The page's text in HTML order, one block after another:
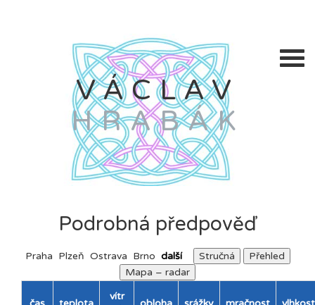
VÁCLAV
HRABÁK
Podrobná předpověď
Praha Plzeň Ostrava Brno další Stručná
Přehled
Mapa – radar
vítr